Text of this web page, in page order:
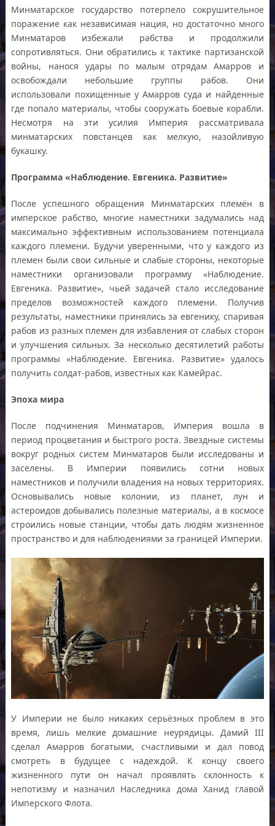
Минматарское государство потерпело сокрушительное
поражение как независимая нация, но достаточно много
Минматаров избежали рабства и продолжили
сопротивляться. Они обратились к тактике партизанской
войны, нанося удары по малым отрядам Амарров и
освобождали небольшие группы рабов. Они
использовали похищенные у Амарров суда и найденные
где попало материалы, чтобы сооружать боевые корабли.
Несмотря на эти усилия Империя рассматривала
минматарских повстанцев как мелкую, назойливую
букашку.
Программа «Наблюдение. Евгеника. Развитие»
После успешного обращения Минматарских племён в
имперское рабство, многие наместники задумались над
максимально эффективным использованием потенциала
каждого племени. Будучи уверенными, что у каждого из
племен были свои сильные и слабые стороны, некоторые
наместники организовали программу «Наблюдение.
Евгеника. Развитие», чьей задачей стало исследование
пределов возможностей каждого племени. Получив
результаты, наместники принялись за евгенику, спаривая
рабов из разных племен для избавления от слабых сторон
и улучшения сильных. За несколько десятилетий работы
программы «Наблюдение. Евгеника. Развитие» удалось
получить солдат-рабов, известных как Камейрас.
Эпоха мира
После подчинения Минматаров, Империя вошла в
период процветания и быстрого роста. Звездные системы
вокруг родных систем Минматаров были исследованы и
заселены. В Империи появились сотни новых
наместников и получили владения на новых территориях.
Основывались новые колонии, из планет, лун и
астероидов добывались полезные материалы, а в космосе
строились новые станции, чтобы дать людям жизненное
пространство и для наблюдениями за границей Империи.
У Империи не было никаких серьёзных проблем в это
время, лишь мелкие домашние неурядицы. Дамий III
сделал Амарров богатыми, счастливыми и дал повод
смотреть в будущее с надеждой. К концу своего
жизненного пути он начал проявлять склонность к
непотизму и назначил Наследника дома Ханид главой
Имперского Флота.